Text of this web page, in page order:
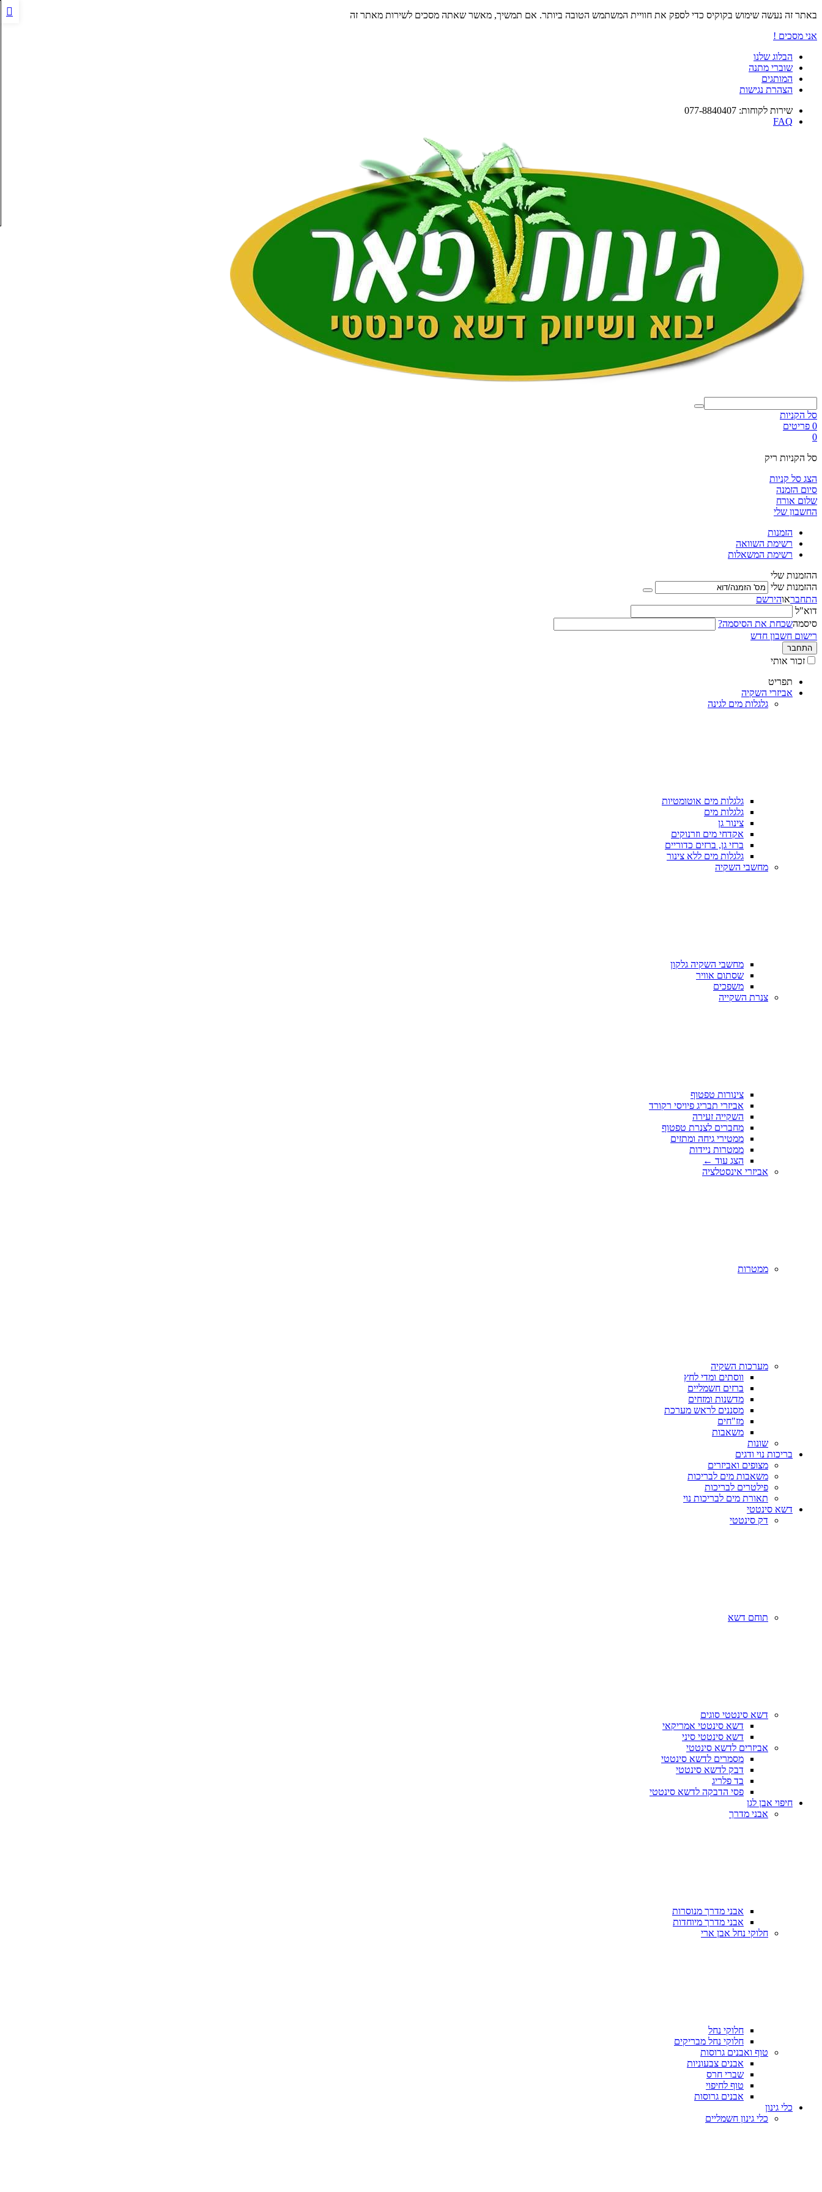
באתר זה נעשה שימוש בקוקיס כדי לספק את חוויית המשתמש הטובה ביותר. אם תמשיך, מאשר שאתה מסכים לשירות מאתר זה
אני מסכים !
הבלוג שלנו
שוברי מתנה
המותגים
הצהרת נגישות
שירות לקוחות: 077-8840407
FAQ
סל הקניות
0 פריטים
0
סל הקניות ריק
הצג סל קניות
סיום הזמנה
שלום אורח
החשבון שלי
הזמנות
רשימת השוואה
רשימת המשאלות
ההזמנות שלי
ההזמנות שלי
התחבראוהירשם
דוא"ל
סיסמהשכחת את הסיסמה?
רישום חשבון חדש
התחבר
זכור אותי
תפריט
אביזרי השקיה
גלגלות מים לגינה
גלגלות מים אוטומטיות
גלגלות מים
צינור גן
אקדחי מים וזרנוקים
ברזי גן, ברזים כדוריים
גלגלות מים ללא צינור
מחשבי השקיה
מחשבי השקיה גלקון
שסתום אוויר
משפכים
צנרת השקייה
צינורות טפטוף
אביזרי תבריג פיויסי רקורד
השקייה זעירה
מחברים לצנרת טפטוף
ממטירי גיחה ומתזים
ממטרות ניידות
הצג עוד ←
אביזרי אינסטלציה
ממטרות
מערכות השקיה
ווסתים ומדי לחץ
ברזים חשמליים
מדשנות ומזחים
מסננים לראש מערכת
מז"חים
משאבות
שונות
בריכות נוי ודגים
מצופים ואביזרים
משאבות מים לבריכות
פילטרים לבריכות
תאורת מים לבריכות נוי
דשא סינטטי
דק סינטטי
תוחם דשא
דשא סינטטי סוגים
דשא סינטטי אמריקאי
דשא סינטטי סיני
אביזרים לדשא סינטטי
מסמרים לדשא סינטטי
דבק לדשא סינטטי
בד פלריג
פסי הדבקה לדשא סינטטי
חיפוי אבן לגן
אבני מדרך
אבני מדרך מנוסרות
אבני מדרך מיוחדות
חלוקי נחל אבן ארי
חלוקי נחל
חלוקי נחל מבריקים
טוף ואבנים גרוסות
אבנים צבעוניות
שברי חרס
טוף לחיפוי
אבנים גרוסות
כלי גינון
כלי גינון חשמליים